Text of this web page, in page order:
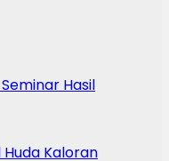
Hasil
Huda Kaloran